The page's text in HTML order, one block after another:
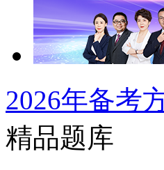
2026年备考
精品题库